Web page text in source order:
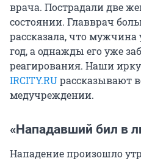
врача. Пострадали две
состоянии. Главврач
рассказала, что
год, а однажды его уже
реагирования. Наши
IRCITY.RUрассказывают
медучреждении.
«Нападавший бил в
Нападение произошло